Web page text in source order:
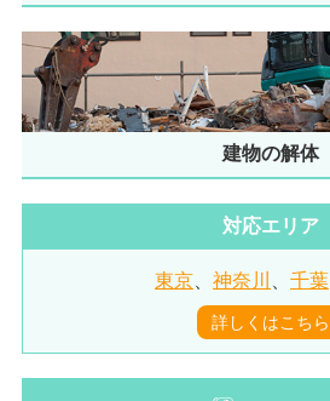
建物の解体
対応エリア
東京 神奈川 千葉
詳しくはこちら